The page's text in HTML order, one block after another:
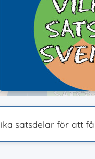
satsdelar för att